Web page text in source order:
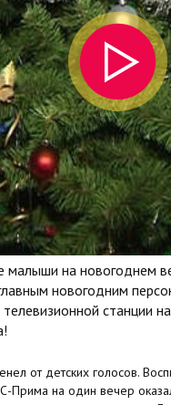
малыши на новогоднем
новогодним
станции
от детских голосов.
Прима на один вечер